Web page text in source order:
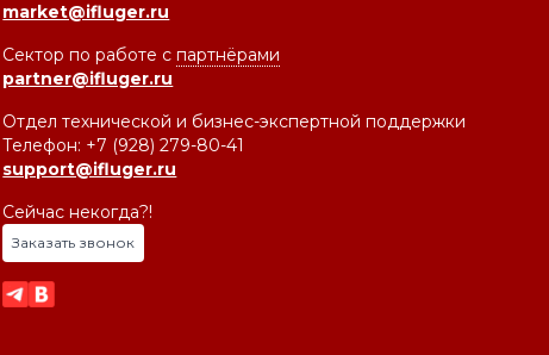
market@ifluger.ru
Сектор по работе спартнёрами
partner@ifluger.ru
Отдел технической и бизнес-экспертной поддержки
Телефон: +7 (928) 279-80-41
support@ifluger.ru
Сейчас некогда?!
Заказать звонок